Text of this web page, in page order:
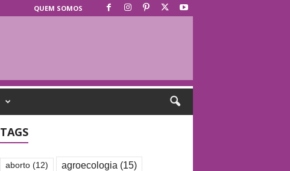
QUEM SOMOS
TAGS
aborto(12) agroecologia (15)